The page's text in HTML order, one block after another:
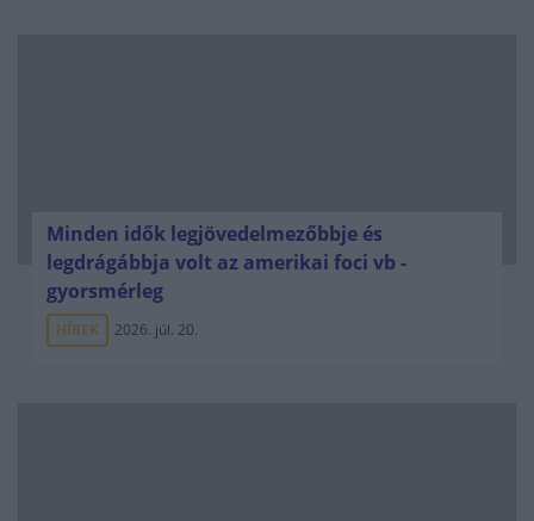
Minden idők legjövedelmezőbbje és
legdrágábbja volt az amerikai foci vb -
gyorsmérleg
HÍREK 2026. júl. 20.